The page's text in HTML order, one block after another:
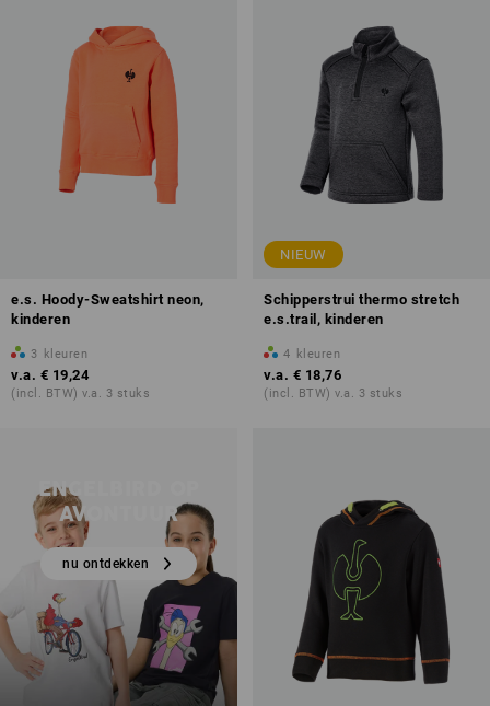
e.s. Hoody-Sweatshirt neon,
kinderen
3 kleuren
v.a. € 19,24
(incl. BTW) v.a. 3 stuks
NIEUW
Schipperstrui thermo stretch
e.s.trail, kinderen
4 kleuren
v.a. € 18,76
(incl. BTW) v.a. 3 stuks
ENGELBIRD OP
AVONTUUR
nu ontdekken